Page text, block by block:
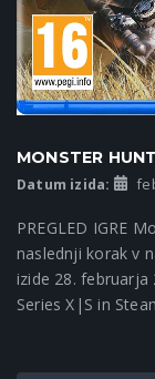
MONSTER
Datum izida:
PREGLED IGRE
naslednji korak v
izide 28.
Series X|S in